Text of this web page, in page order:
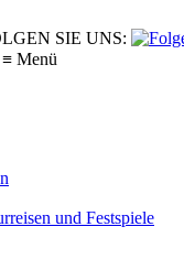
SIE UNS:
≡ Menü
und Festspiele